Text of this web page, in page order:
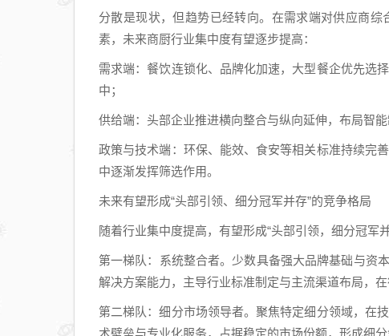
分散是现状，但趋势已经转向。在需求端对供应商
素，未来商厨行业集中度有望逐步提高：
需求端：餐饮连锁化、品牌化加速，大型餐企优先选
中；
供给端：头部企业推进横向整合与纵向延伸，布局智
政策与技术端：环保、能效、食安等相关标准持续完
中逐渐发挥筛选作用。
未来有望形成“头部引领、细分冠军并存”的竞争格局
随着行业集中度提高，有望形成“头部引领，细分冠军
第一梯队：系统整合者。少数具备强大品牌基础与资
解决方案能力，主导行业标准制定与主流渠道布局，
第二梯队：细分市场领导者。聚焦特定细分领域，在
术壁垒与专业化服务，占据稳定的市场份额，形成细分